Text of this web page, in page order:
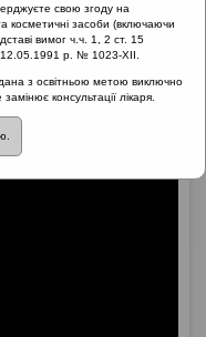
свою згоду на
косметичні засоби (включаючи
вимог ч.ч. 1, 2 ст. 15
12.05.1991 р. № 1023-XII.
з освітньою метою виключно
консультації лікаря.